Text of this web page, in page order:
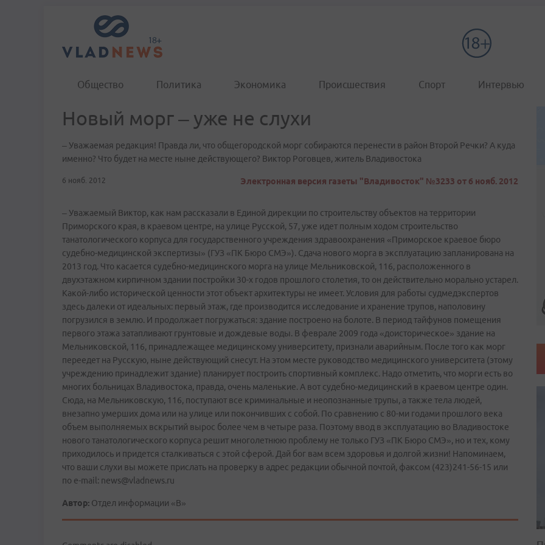
Общество Политика Экономика Происшествия Спорт Интервью
Новый морг – уже не слухи
– Уважаемая редакция! Правда ли, что общегородской морг собираются перенести в район Второй Речки? А куда
именно? Что будет на месте ныне действующего? Виктор Роговцев, житель Владивостока
6 нояб. 2012 Электронная версия газеты "Владивосток" №3233 от 6 нояб. 2012
– Уважаемый Виктор, как нам рассказали в Единой дирекции по строительству объектов на территории
Приморского края, в краевом центре, на улице Русской, 57, уже идет полным ходом строительство
танатологического корпуса для государственного учреждения здравоохранения «Приморское краевое бюро
судебно-медицинской экспертизы» (ГУЗ «ПК Бюро СМЭ»). Сдача нового морга в эксплуатацию запланирована на
2013 год. Что касается судебно-медицинского морга на улице Мельниковской, 116, расположенного в
двухэтажном кирпичном здании постройки 30-х годов прошлого столетия, то он действительно морально устарел.
Какой-либо исторической ценности этот объект архитектуры не имеет. Условия для работы судмедэкспертов
здесь далеки от идеальных: первый этаж, где производится исследование и хранение трупов, наполовину
погрузился в землю. И продолжает погружаться: здание построено на болоте. В период тайфунов помещения
первого этажа затапливают грунтовые и дождевые воды. В феврале 2009 года «доисторическое» здание на
Мельниковской, 116, принадлежащее медицинскому университету, признали аварийным. После того как морг
переедет на Русскую, ныне действующий снесут. На этом месте руководство медицинского университета (этому
учреждению принадлежит здание) планирует построить спортивный комплекс. Надо отметить, что морги есть во
многих больницах Владивостока, правда, очень маленькие. А вот судебно-медицинский в краевом центре один.
Сюда, на Мельниковскую, 116, поступают все криминальные и неопознанные трупы, а также тела людей,
внезапно умерших дома или на улице или покончивших с собой. По сравнению с 80-ми годами прошлого века
объем выполняемых вскрытий вырос более чем в четыре раза. Поэтому ввод в эксплуатацию во Владивостоке
нового танатологического корпуса решит многолетнюю проблему не только ГУЗ «ПК Бюро СМЭ», но и тех, кому
приходилось и придется сталкиваться с этой сферой. Дай бог вам всем здоровья и долгой жизни! Напоминаем,
что ваши слухи вы можете прислать на проверку в адрес редакции обычной почтой, факсом (423)241-56-15 или
по е-mail: news@vladnews.ru
Автор: Отдел информации «В»